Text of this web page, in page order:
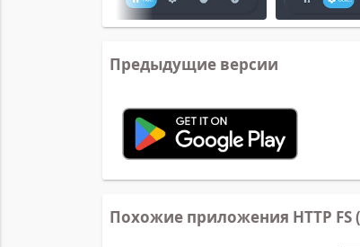
Предыдущие версии
Похожие приложения HTTP FS